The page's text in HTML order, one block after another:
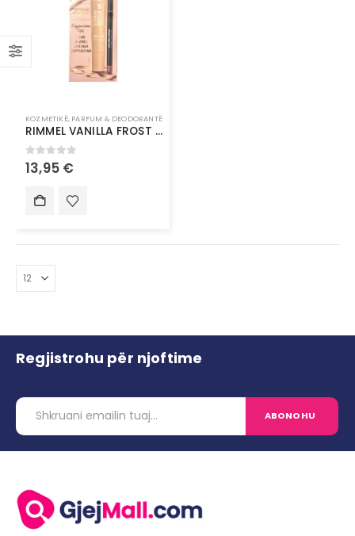
KOZMETIKË, PARFUM & DEODORANTË
RIMMEL VANILLA FROST GLOSS&LIPLINER CAPPUCCINO SET
0out of 5
13,95 €
Regjistrohu për njoftime